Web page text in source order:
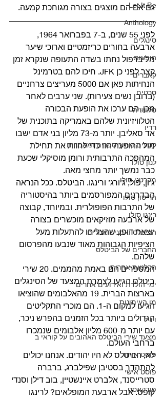
Let It Be
Anthology
סינגלים
הופעות
קאברים
סרטים
טלוויזיה
רדיו
קטעים מתוך ספרים ומאמרים
לנון סולו
מקרטני סולו
הריסון סולו
רינגו סולו
הביטלס ואמנים אחרים
החברים של הביטלס
הקלטות אחרות
ימי הולדת ואירועים אחרים
מן העיתונות
ויניל
מצעד שירי הביטלס האהובים על קוראי ב
פוסט אורח
פוסט אישי
פודקאסט
גם אם הם מוצגים בצורה מגוחכת קמעה.
לפני 55 שנים, ב-7 בפברואר 1964,
ארבעה בחורים כריזמטיים וארוכי שיער
מליברפול נחתו בשדה התעופה שנקרא זמן
קצר לפני כן JFK. חיכו להם בטרמינל
הנחיתות פאן אם 5000 מעריצים צרחניים
(ברובן נשים צעירות). שני ערבים לאחר
מכן, הם ערכו את הופעת הבכורה
הטלוויזיונית שלהם באמריקה בתוכנית של
אד סאליבן. יותר מ-73 מליון בני אדם ישבו
מול ההופעה הזו כדי לחוות את תחילת
המהפכה התרבותית ורומן מוסיקלי שכעת
כבר נמשך יותר מחצי מאה.
ג’ון, פול, ג’ורג’ ורינגו. הביטלס. ככל הנראה
הבדרנים המפורסמים ביותר בהיסטוריה
של התרבות הפופולרית. ובמיוחד, קבוצה
של ארבעה מוזיקאים מוכשרים בצורה
יוצאת דופן, שהצליחו להתעלות מעל
הציפיות הגבוהות מאוד שנבעו מהפרסום
שלהם.
המספרים הם באמת מהממים. 20 שירי
ביטלס הגיעו לצמרת המצעד של הסינגלים
בארצות הברית. 19 מהאלבומים שהוציאו
הגיעו למקום ה-1. הם מוכרי התקליטים
הגדולים ביותר בכל הזמנים בהפרש ניכר,
עם יותר מ-600 מליון אלבומים שנמכרו
ברחבי העולם.
לא, הביטלס לא היו יהודים. אנחנו יכולים
להתהדר בסטיבן שפילברג, ברברה
סטרייסנד, אלברט איינשטיין, בוב דילן וסנדי
קופס. אבל ארבעת המופלאים? לרינגו